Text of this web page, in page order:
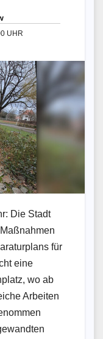
UHR
Die Stadt
für
eine
wo ab
Arbeiten